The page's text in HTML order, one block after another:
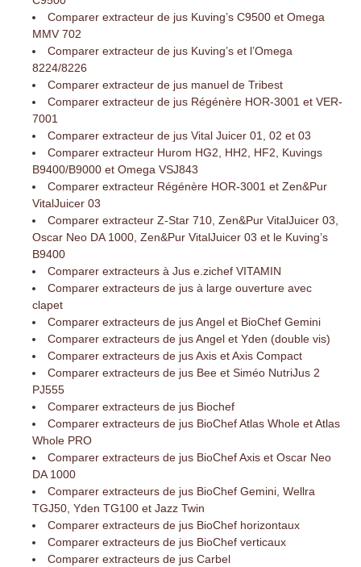
Comparer extracteur de jus Kuving’s C9500 et Omega
MMV 702
Comparer extracteur de jus Kuving’s et l’Omega
8224/8226
Comparer extracteur de jus manuel de Tribest
Comparer extracteur de jus Régénère HOR-3001 et VER-
7001
Comparer extracteur de jus Vital Juicer 01, 02 et 03
Comparer extracteur Hurom HG2, HH2, HF2, Kuvings
B9400/B9000 et Omega VSJ843
Comparer extracteur Régénère HOR-3001 et Zen&Pur
VitalJuicer 03
Comparer extracteur Z-Star 710, Zen&Pur VitalJuicer 03,
Oscar Neo DA 1000, Zen&Pur VitalJuicer 03 et le Kuving’s
B9400
Comparer extracteurs à Jus e.zichef VITAMIN
Comparer extracteurs de jus à large ouverture avec
clapet
Comparer extracteurs de jus Angel et BioChef Gemini
Comparer extracteurs de jus Angel et Yden (double vis)
Comparer extracteurs de jus Axis et Axis Compact
Comparer extracteurs de jus Bee et Siméo NutriJus 2
PJ555
Comparer extracteurs de jus Biochef
Comparer extracteurs de jus BioChef Atlas Whole et Atlas
Whole PRO
Comparer extracteurs de jus BioChef Axis et Oscar Neo
DA 1000
Comparer extracteurs de jus BioChef Gemini, Wellra
TGJ50, Yden TG100 et Jazz Twin
Comparer extracteurs de jus BioChef horizontaux
Comparer extracteurs de jus BioChef verticaux
Comparer extracteurs de jus Carbel